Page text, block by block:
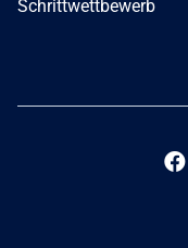
Schrittwettbewerb